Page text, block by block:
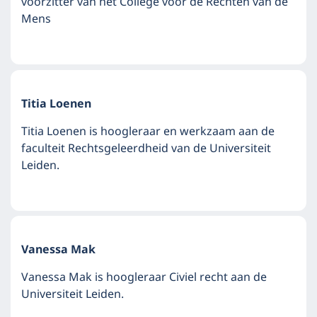
Mens
Titia Loenen
Titia Loenen is hoogleraar en werkzaam aan de
faculteit Rechtsgeleerdheid van de Universiteit
Leiden.
Vanessa Mak
Vanessa Mak is hoogleraar Civiel recht aan de
Universiteit Leiden.